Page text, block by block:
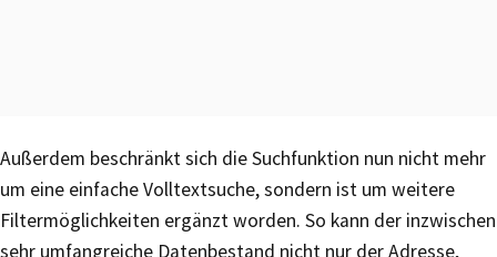
Außerdem beschränkt sich die Suchfunktion nun nicht mehr
um eine einfache Volltextsuche, sondern ist um weitere
Filtermöglichkeiten ergänzt worden. So kann der inzwischen
sehr umfangreiche Datenbestand nicht nur der Adresse,